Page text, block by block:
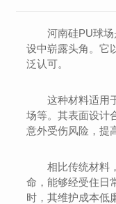
河南硅PU球
设中崭露头角。它
泛认可。
这种材料适用
场等。其表面设计
意外受伤风险，提
相比传统材料
命，能够经受住日
时，其维护成本低